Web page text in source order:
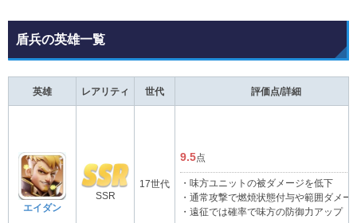
盾兵の英雄一覧
英雄 レアリティ 世代 評価点/詳細
エイダン
SSR
17世代
9.5点
・味方ユニットの被ダメージを低下
・通常攻撃で燃焼状態付与や範囲ダメー
・遠征では確率で味方の防御力アップ